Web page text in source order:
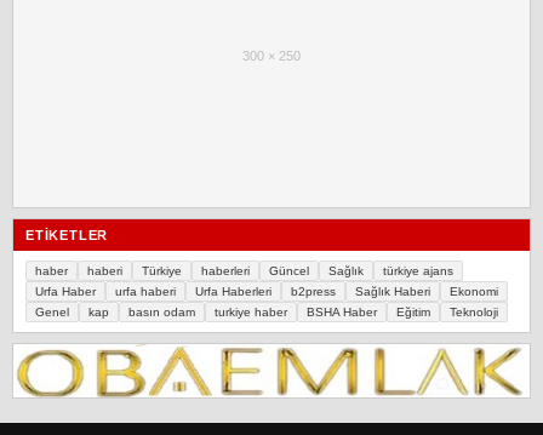
300 × 250
ETIKETLER
haber haberi Türkiye haberleri Güncel Sağlık
türkiye ajans
Urfa Haber
urfa haberi Urfa Haberleri b2press Sağlık Haberi
Ekonomi
Genel
kap basın odam turkiye haber BSHA Haber Eğitim Teknoloji